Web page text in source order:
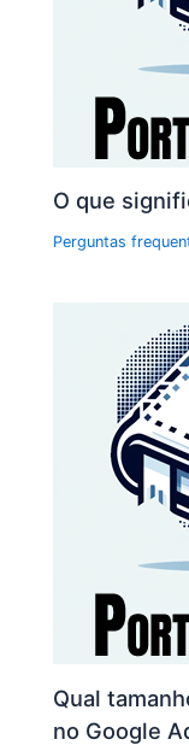
O que
Perguntas
Qual
no Google